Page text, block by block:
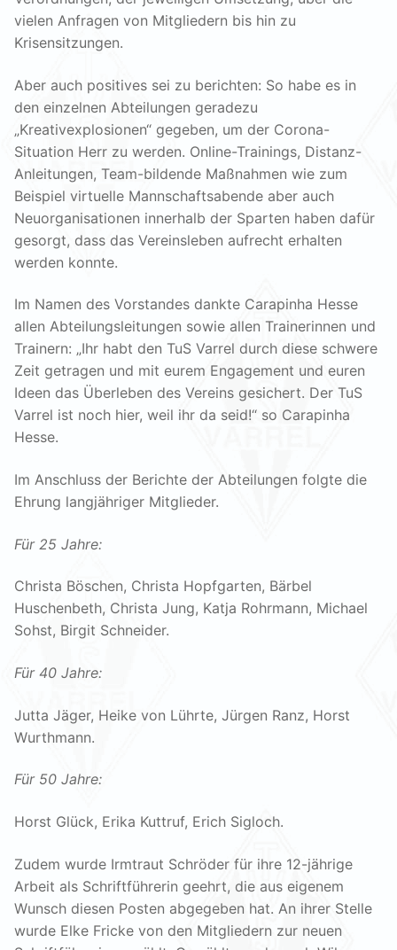
vielen Anfragen von Mitgliedern bis hin zu
Krisensitzungen.
Aber auch positives sei zu berichten: So habe es in
den einzelnen Abteilungen geradezu
„Kreativexplosionen“ gegeben, um der Corona-
Situation Herr zu werden. Online-Trainings, Distanz-
Anleitungen, Team-bildende Maßnahmen wie zum
Beispiel virtuelle Mannschaftsabende aber auch
Neuorganisationen innerhalb der Sparten haben dafür
gesorgt, dass das Vereinsleben aufrecht erhalten
werden konnte.
Im Namen des Vorstandes dankte Carapinha Hesse
allen Abteilungsleitungen sowie allen Trainerinnen und
Trainern: „Ihr habt den TuS Varrel durch diese schwere
Zeit getragen und mit eurem Engagement und euren
Ideen das Überleben des Vereins gesichert. Der TuS
Varrel ist noch hier, weil ihr da seid!“ so Carapinha
Hesse.
Im Anschluss der Berichte der Abteilungen folgte die
Ehrung langjähriger Mitglieder.
Für 25 Jahre:
Christa Böschen, Christa Hopfgarten, Bärbel
Huschenbeth, Christa Jung, Katja Rohrmann, Michael
Sohst, Birgit Schneider.
Für 40 Jahre:
Jutta Jäger, Heike von Lührte, Jürgen Ranz, Horst
Wurthmann.
Für 50 Jahre:
Horst Glück, Erika Kuttruf, Erich Sigloch.
Zudem wurde Irmtraut Schröder für ihre 12-jährige
Arbeit als Schriftführerin geehrt, die aus eigenem
Wunsch diesen Posten abgegeben hat. An ihrer Stelle
wurde Elke Fricke von den Mitgliedern zur neuen